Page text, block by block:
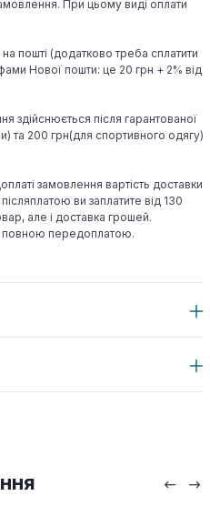
При цьому виді оплати
пошті (додатково треба сплатити
Нової пошти: це 20 грн + 2% від
здійснюється після гарантованої
та 200 грн(для спортивного одягу)
замовлення вартість доставки
ви заплатите від 130
але і доставка грошей.
повною передоплатою.